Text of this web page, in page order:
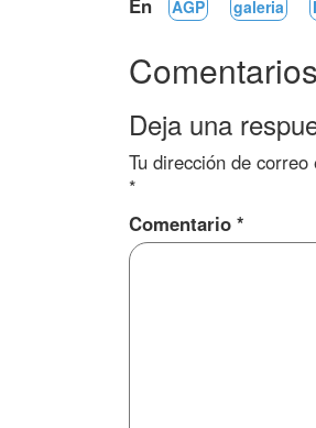
En AGP galeria
Comentarios
Deja una
Tu dirección de
*
Comentario *